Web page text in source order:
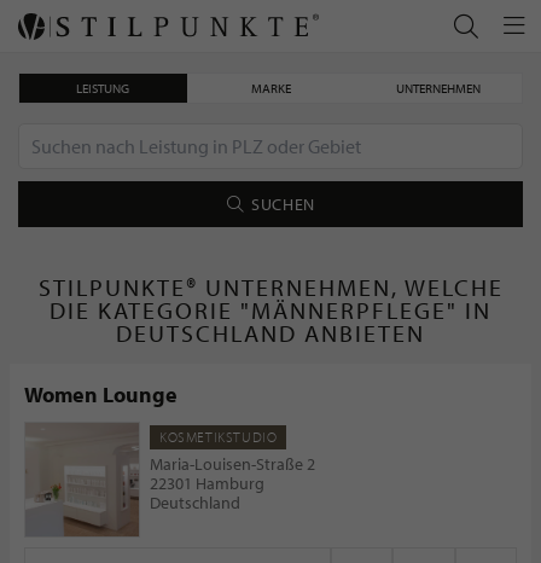
LEISTUNG MARKE UNTERNEHMEN
SUCHEN
STILPUNKTE® UNTERNEHMEN, WELCHE
DIE KATEGORIE "MÄNNERPFLEGE" IN
DEUTSCHLAND ANBIETEN
Women Lounge
KOSMETIKSTUDIO
Maria-Louisen-Straße 2
22301 Hamburg
Deutschland